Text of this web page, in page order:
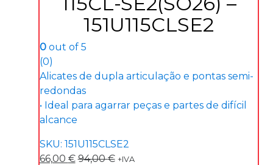
151U115CLSE2
0out of 5
(0)
Alicates de dupla articulação e pontas semi-
redondas
• Ideal para agarrar peças e partes de difícil
alcance
SKU: 151U115CLSE2
66,00 € 94,00€ +IVA